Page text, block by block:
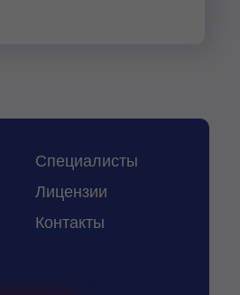
Специалисты
Лицензии
Контакты